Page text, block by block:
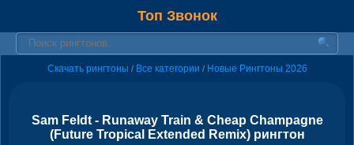
Топ Звонок
Скачать рингтоны / Все категории / Новые Рингтоны 2026
Sam Feldt - Runaway Train & Cheap Champagne
(Future Tropical Extended Remix) рингтон